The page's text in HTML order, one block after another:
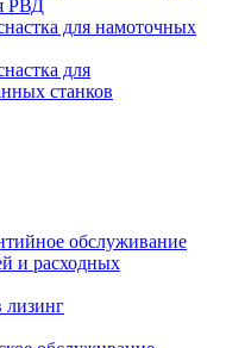
РВД
для намоточных
для
станков
обслуживание
и расходных
лизинг